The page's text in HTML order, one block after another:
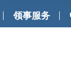
领事服务